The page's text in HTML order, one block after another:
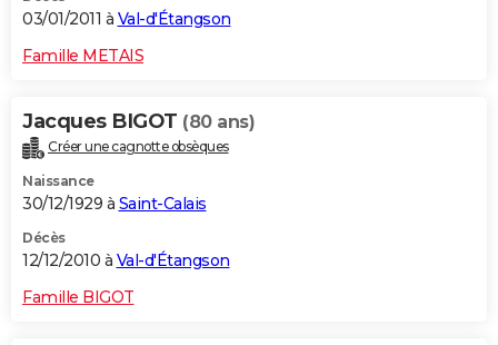
03/01/2011 à Val-d'Étangson
Famille METAIS
Jacques BIGOT (80 ans)
Créer une cagnotte obsèques
Naissance
30/12/1929 à Saint-Calais
Décès
12/12/2010 à Val-d'Étangson
Famille BIGOT